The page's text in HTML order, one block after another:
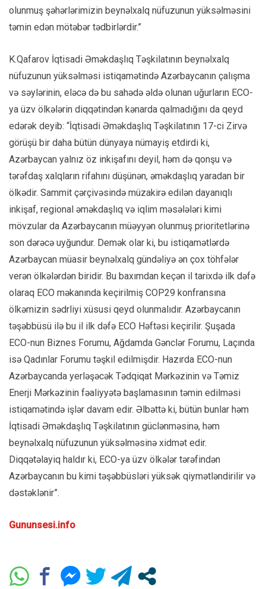
olunmuş şəhərlərimizin beynəlxalq nüfuzunun yüksəlməsini
təmin edən mötəbər tədbirlərdir.”
K.Qafarov İqtisadi Əməkdaşlıq Təşkilatının beynəlxalq
nüfuzunun yüksəlməsi istiqamətində Azərbaycanın çalışma
və səylərinin, eləcə də bu sahədə əldə olunan uğurların ECO-
ya üzv ölkələrin diqqətindən kənarda qalmadığını da qeyd
edərək deyib: “İqtisadi Əməkdaşlıq Təşkilatının 17-ci Zirvə
görüşü bir daha bütün dünyaya nümayiş etdirdi ki,
Azərbaycan yalnız öz inkişafını deyil, həm də qonşu və
tərəfdaş xalqların rifahını düşünən, əməkdaşlıq yaradan bir
ölkədir. Sammit çərçivəsində müzakirə edilən dayanıqlı
inkişaf, regional əməkdaşlıq və iqlim məsələləri kimi
mövzular da Azərbaycanın müəyyən olunmuş prioritetlərinə
son dərəcə uyğundur. Demək olar ki, bu istiqamətlərdə
Azərbaycan müasir beynəlxalq gündəliyə ən çox töhfələr
verən ölkələrdən biridir. Bu baxımdan keçən il tarixdə ilk dəfə
olaraq ECO məkanında keçirilmiş COP29 konfransına
ölkəmizin sədrliyi xüsusi qeyd olunmalıdır. Azərbaycanın
təşəbbüsü ilə bu il ilk dəfə ECO Həftəsi keçirilir. Şuşada
ECO-nun Biznes Forumu, Ağdamda Gənclər Forumu, Laçında
isə Qadınlar Forumu təşkil edilmişdir. Hazırda ECO-nun
Azərbaycanda yerləşəcək Tədqiqat Mərkəzinin və Təmiz
Enerji Mərkəzinin fəaliyyətə başlamasının təmin edilməsi
istiqamətində işlər davam edir. Əlbəttə ki, bütün bunlar həm
İqtisadi Əməkdaşlıq Təşkilatının güclənməsinə, həm
beynəlxalq nüfuzunun yüksəlməsinə xidmət edir.
Diqqətəlayiq haldır ki, ECO-ya üzv ölkələr tərəfindən
Azərbaycanın bu kimi təşəbbüsləri yüksək qiymətləndirilir və
dəstəklənir”.
Gununsesi.info